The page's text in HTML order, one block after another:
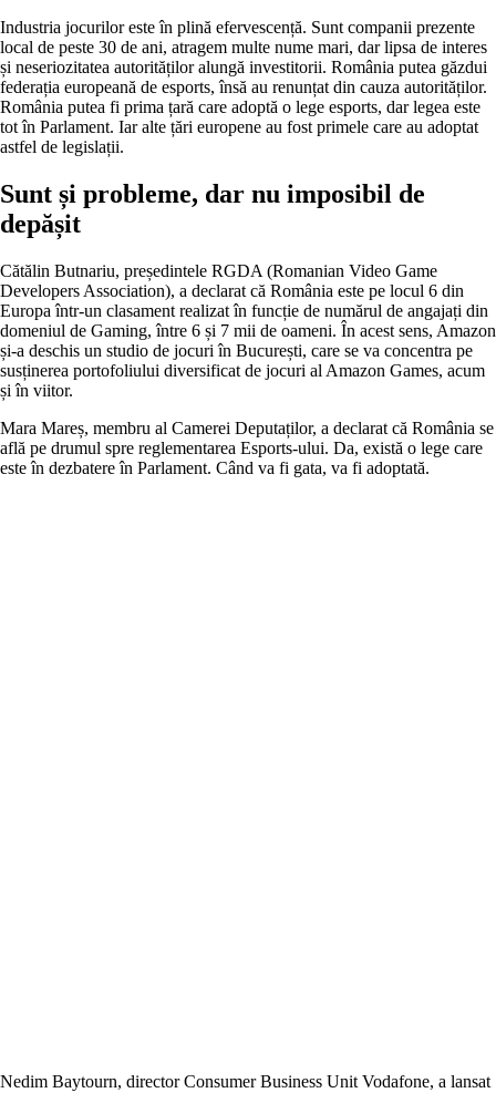
Industria jocurilor este în plină efervescență. Sunt companii prezente
local de peste 30 de ani, atragem multe nume mari, dar lipsa de interes
și neseriozitatea autorităților alungă investitorii. România putea găzdui
federația europeană de esports, însă au renunțat din cauza autorităților.
România putea fi prima țară care adoptă o lege esports, dar legea este
tot în Parlament. Iar alte țări europene au fost primele care au adoptat
astfel de legislații.
Sunt și probleme, dar nu imposibil de
depășit
Cătălin Butnariu, președintele RGDA (Romanian Video Game
Developers Association), a declarat că România este pe locul 6 din
Europa într-un clasament realizat în funcție de numărul de angajați din
domeniul de Gaming, între 6 și 7 mii de oameni. În acest sens, Amazon
și-a deschis un studio de jocuri în București, care se va concentra pe
susținerea portofoliului diversificat de jocuri al Amazon Games, acum
și în viitor.
Mara Mareș, membru al Camerei Deputaților, a declarat că România se
află pe drumul spre reglementarea Esports-ului. Da, există o lege care
este în dezbatere în Parlament. Când va fi gata, va fi adoptată.
Nedim Baytourn, director Consumer Business Unit Vodafone, a lansat